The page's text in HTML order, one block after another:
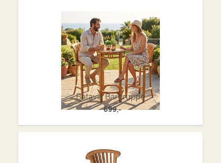
Batavia Bargruppe
699,-